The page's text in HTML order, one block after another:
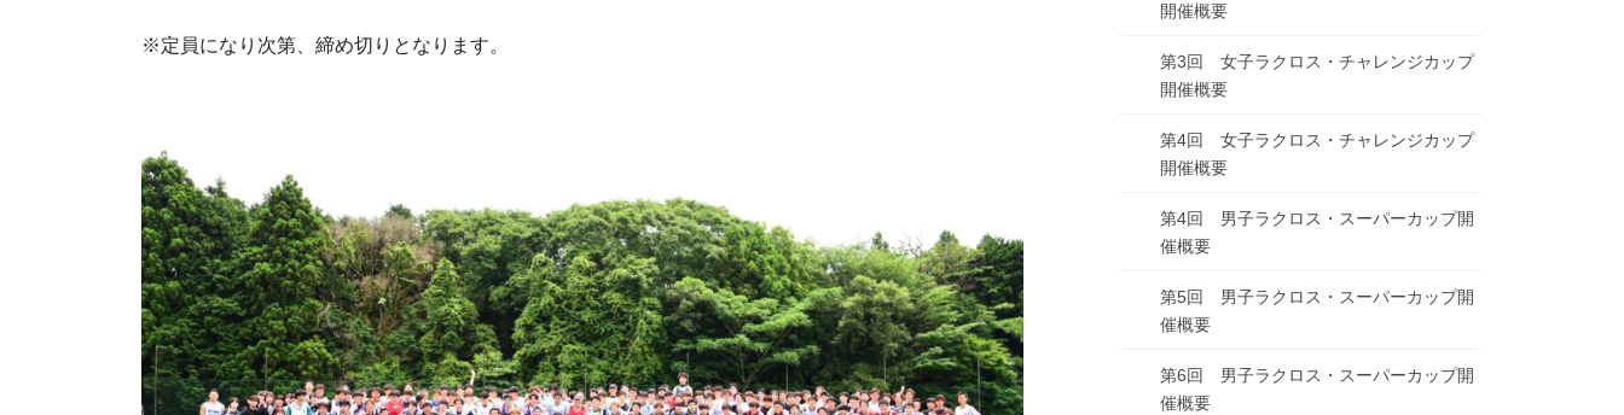
※定員になり次第、締め切りとなります。
開催概要
第3回 女子ラクロス・チャレンジカップ
開催概要
第4回 女子ラクロス・チャレンジカップ
開催概要
第4回 男子ラクロス・スーパーカップ開
催概要
第5回 男子ラクロス・スーパーカップ開
催概要
第6回 男子ラクロス・スーパーカップ開
催概要